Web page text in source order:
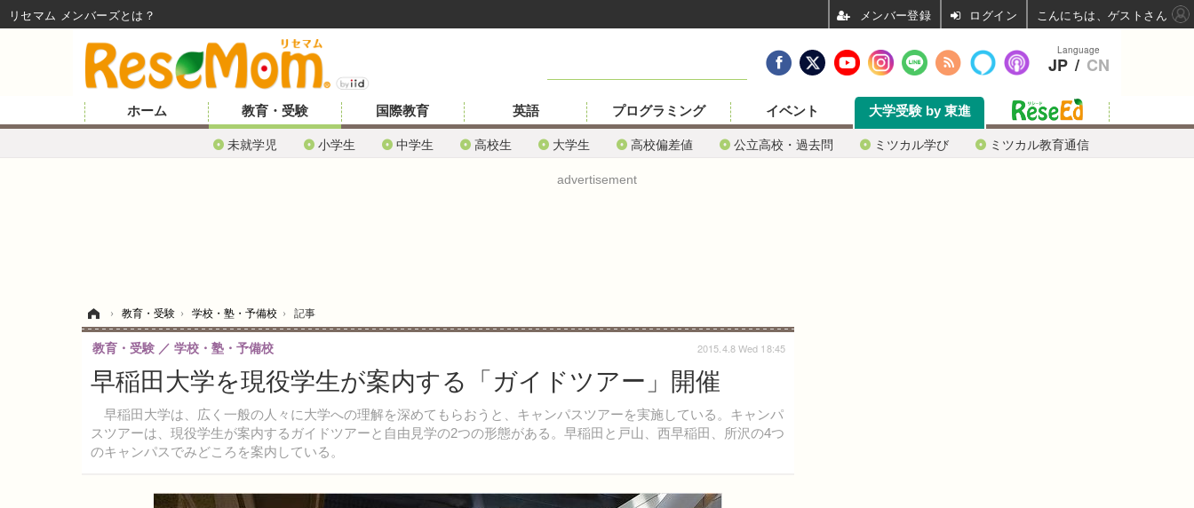
ホーム 教育・受験
未就学児 小学生 中学生 高校生 大学生 高校偏差値 公立高校・過去問 ミツカル学び ミツカル教育通信
国際教育 英語 プログラミング イベント 大学受験 by 東進
advertisement
› 教育・受験 › 学校・塾・予備校 › 記事
早稲田大学を現役学生が案内する「ガイドツアー」開催
早稲田大学は、広く一般の人々に大学への理解を深めてもらおうと、キャンパスツアーを実施している。キャンパ
スツアーは、現役学生が案内するガイドツアーと自由見学の2つの形態がある。早稲田と戸山、西早稲田、所沢の4つ
のキャンパスでみどころを案内している。
教育・受験 学校・塾・予備校 2015.4.8 Wed 18:45
Language
JP / CN
リセマム メンバーズ ログイン こんにちは、ゲストさん